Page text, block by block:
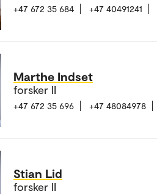
+47 672 35 684 +47 40491241
Marthe Indset
forsker II
+47 672 35 696 +47 48084978
Stian Lid
forsker II